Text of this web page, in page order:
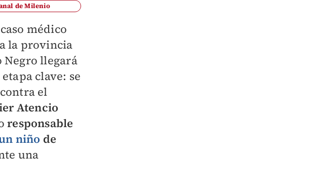
de Milenio
médico
a la provincia
Negro llegará
clave: se
el
Atencio
responsable
niño de
una